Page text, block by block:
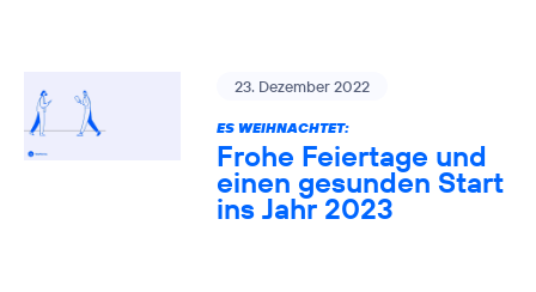
23. Dezember 2022
ES WEIHNACHTET:
Frohe Feiertage und
einen gesunden Start
ins Jahr 2023